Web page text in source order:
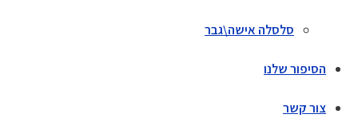
סלסלה אישה\גבר
הסיפור שלנו
צור קשר